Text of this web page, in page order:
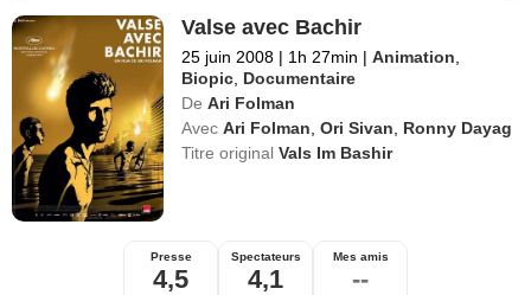
Valse avec Bachir
25 juin 2008 | 1h 27min | Animation
Biopic Documentaire
De Ari Folman
Avec Ari Folman ,Ori Sivan
Ronny Dayag
Titre originalVals Im Bashir
Presse
4,5
Spectateurs
4,1
Mes amis
--